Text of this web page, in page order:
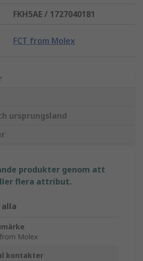
FKH5AE / 1727040181
FCT from Molex
ursprungsland
produkter genom att
flera attribut.
Molex
kontakter